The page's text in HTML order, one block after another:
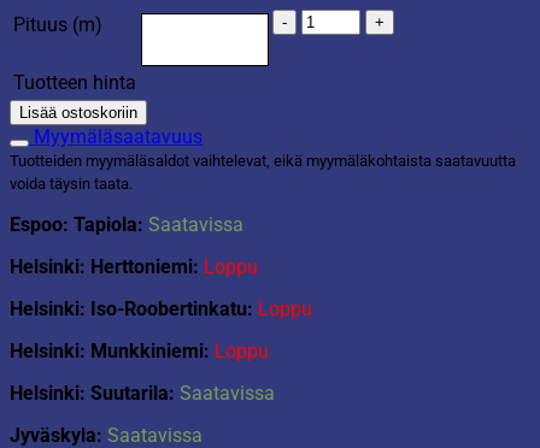
Pituus (m)
Tuotteen hinta
Lineafix
ikkunakalvo
Lisää ostoskoriin
Myymäläsaatavuus
Tuotteiden myymäläsaldot vaihtelevat, eikä myymäläkohtaista saatavuutta
voida täysin taata.
Espoo: Tapiola: Saatavissa
Helsinki: Herttoniemi: Loppu
Helsinki: Iso-Roobertinkatu: Loppu
Helsinki: Munkkiniemi: Loppu
Helsinki: Suutarila: Saatavissa
Jyväskyla: Saatavissa